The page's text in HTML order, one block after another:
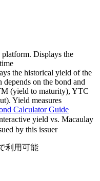
Displays the
the historical yield of the
on the bond and
(yield to maturity), YTC
Yield measures
Calculator Guide
yield vs. Macaulay
by this issuer
利用可能